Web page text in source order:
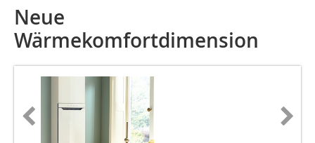
Neue
Wärmekomfortdimension